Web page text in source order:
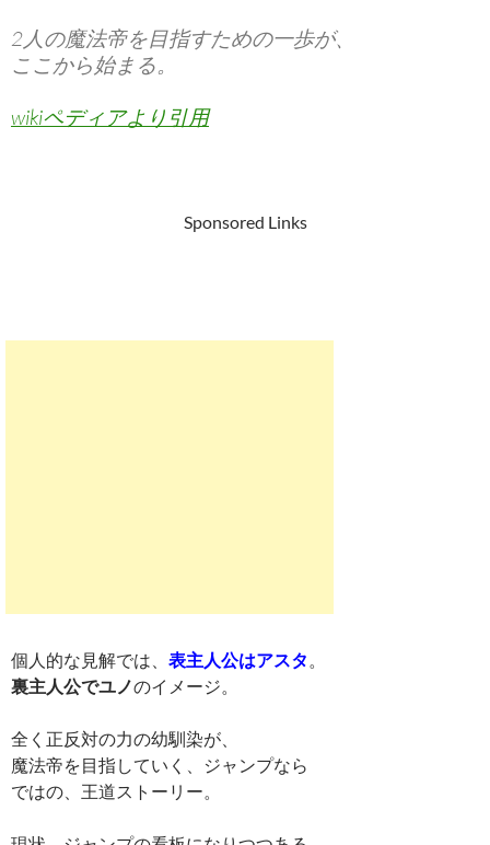
2人の魔法帝を目指すための一歩が、
ここから始まる。
wikiペディアより引用
Sponsored Links
個人的な見解では、 表主人公はアスタ 。
裏主人公でユノのイメージ。
全く正反対の力の幼馴染が、
魔法帝を目指していく、ジャンプなら
ではの、王道ストーリー。